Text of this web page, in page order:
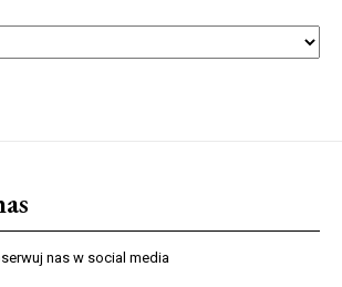
nas w social media